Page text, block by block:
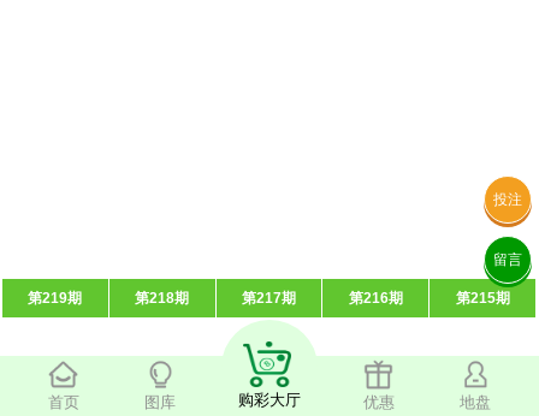
第219期 第218期 第217期 第216期 第215期
首页 图库 购彩大厅 优惠 地盘
投注
留言